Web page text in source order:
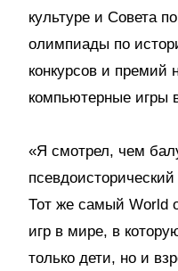
культуре и Совета
олимпиады по
конкурсов и премий
компьютерные игры
«Я смотрел, чем
Тот же самый World
игр в мире, в
только дети, но и